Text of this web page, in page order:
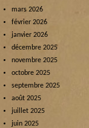
mars 2026
février 2026
janvier 2026
décembre 2025
novembre 2025
octobre 2025
septembre 2025
août 2025
juillet 2025
juin 2025